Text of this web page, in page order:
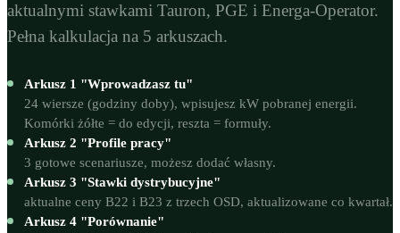
aktualnymi stawkami Tauron, PGE i Energa-Operator.
Pełna kalkulacja na 5 arkuszach.
Arkusz 1 "Wprowadzasz tu"
24 wiersze (godziny doby), wpisujesz kW pobranej energii.
Komórki żółte = do edycji, reszta = formuły.
Arkusz 2 "Profile pracy"
3 gotowe scenariusze, możesz dodać własny.
Arkusz 3 "Stawki dystrybucyjne"
aktualne ceny B22 i B23 z trzech OSD, aktualizowane co kwartał.
Arkusz 4 "Porównanie"